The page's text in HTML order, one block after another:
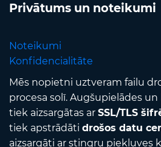
Privātums un noteikumi
Noteikumi
Konfidencialitāte
Mēs nopietni uztveram failu
procesa solī. Augšupielādes
tiek aizsargātas ar SSL/TLS
tiek apstrādāti drošos datu
aizsargāti ar stingru piekļuves